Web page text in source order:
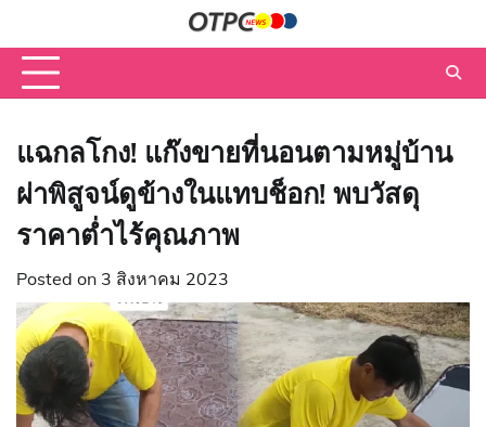
content
แฉกลโกง! แก๊งขายที่นอนตามหมู่บ้าน
ผ่าพิสูจน์ดูข้างในแทบช็อก! พบวัสดุ
ราคาต่ำไร้คุณภาพ
Posted on 3 สิงหาคม 2023